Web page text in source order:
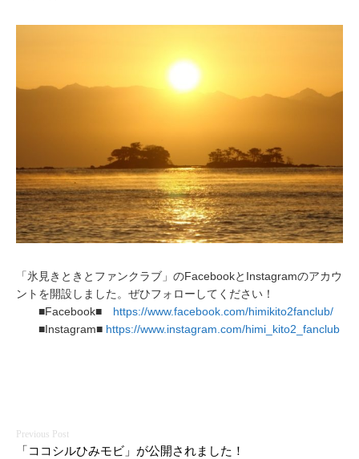
「氷見きときとファンクラブ」のFacebookとInstagramのアカウ
ントを開設しました。ぜひフォローしてください！
■Facebook■ https://www.facebook.com/himikito2fanclub/
■Instagram■ https://www.instagram.com/himi_kito2_fanclub
投
「ココシルひみモビ」が公開されました！